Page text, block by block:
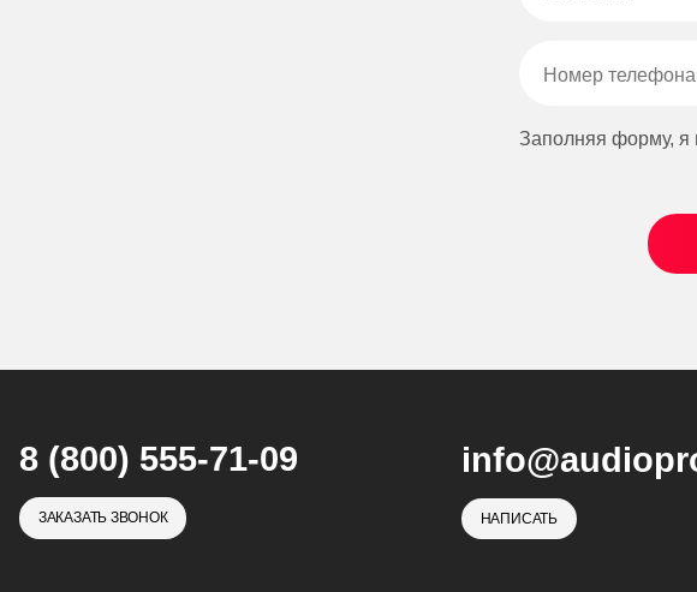
Заполняя форму,
8 (800) 555-71-09
ЗАКАЗАТЬ ЗВОНОК НАПИСАТЬ